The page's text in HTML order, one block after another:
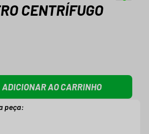
CENTRÍFUGO
ADICIONAR AO CARRINHO
peça: